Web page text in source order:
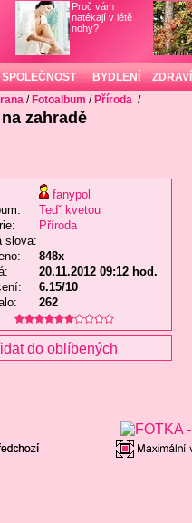
Proč vám
natékají v létě
nohy?
SPOLEČNOST BYDLENÍ ZDRAVÍ
/ Fotoalbum / Příroda /
zahradě
fanypol
Tedˇ kvetou
Příroda
slova:
848x
20.11.2012 09:12 hod.
6.15/10
262
do oblíbených